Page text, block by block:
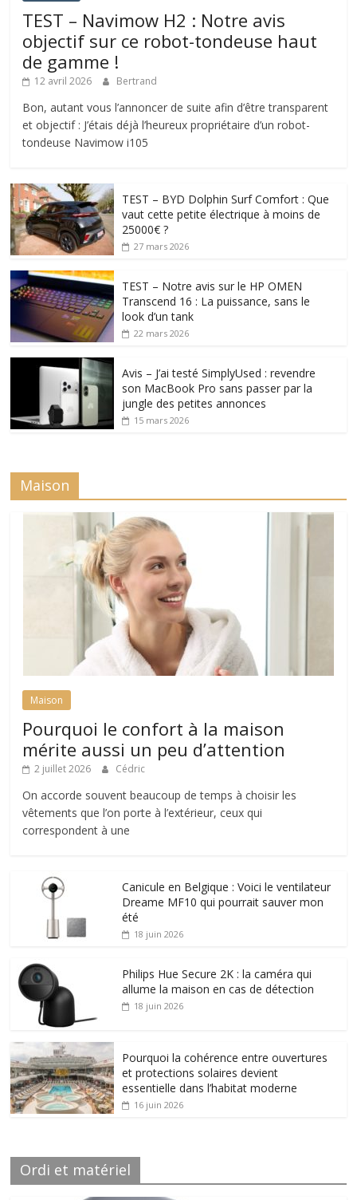
TEST – Navimow H2 : Notre avis
objectif sur ce robot-tondeuse haut
de gamme !
12 avril 2026 Bertrand
Bon, autant vous l’annoncer de suite afin d’être transparent
et objectif : J’étais déjà l’heureux propriétaire d’un robot-
tondeuse Navimow i105
TEST – BYD Dolphin Surf Comfort : Que
vaut cette petite électrique à moins de
25000€ ?
27 mars 2026
TEST – Notre avis sur le HP OMEN
Transcend 16 : La puissance, sans le
look d’un tank
22 mars 2026
Avis – J’ai testé SimplyUsed : revendre
son MacBook Pro sans passer par la
jungle des petites annonces
15 mars 2026
Maison
Maison
Pourquoi le confort à la maison
mérite aussi un peu d’attention
2 juillet 2026 Cédric
On accorde souvent beaucoup de temps à choisir les
vêtements que l’on porte à l’extérieur, ceux qui
correspondent à une
Canicule en Belgique : Voici le ventilateur
Dreame MF10 qui pourrait sauver mon
été
18 juin 2026
Philips Hue Secure 2K : la caméra qui
allume la maison en cas de détection
18 juin 2026
Pourquoi la cohérence entre ouvertures
et protections solaires devient
essentielle dans l’habitat moderne
16 juin 2026
Ordi et matériel